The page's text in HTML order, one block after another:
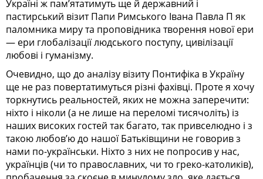
Україні ж пам’ятатимуть ще й державний і
пастирський візит Папи Римського Івана Павла П як
паломника миру та проповідника творення нової ери
— ери глобалізації людського поступу, цивілізації
любові і гуманізму.
Очевидно, що до аналізу візиту Понтифіка в Україну
ще не раз повертатимуться різні фахівці. Проте я хочу
торкнутись реальностей, яких не можна заперечити:
ніхто і ніколи (а не лише на переломі тисячоліть) із
наших високих гостей так багато, так привселюдно і з
такою любов’ю до нашої Батьківщини не говорив з
нами по-українськи. Ніхто з них не попросив у нас,
українців (чи то православних, чи то греко-католиків),